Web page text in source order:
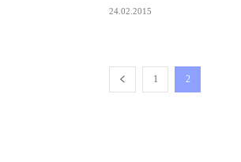
24.02.2015
1 2